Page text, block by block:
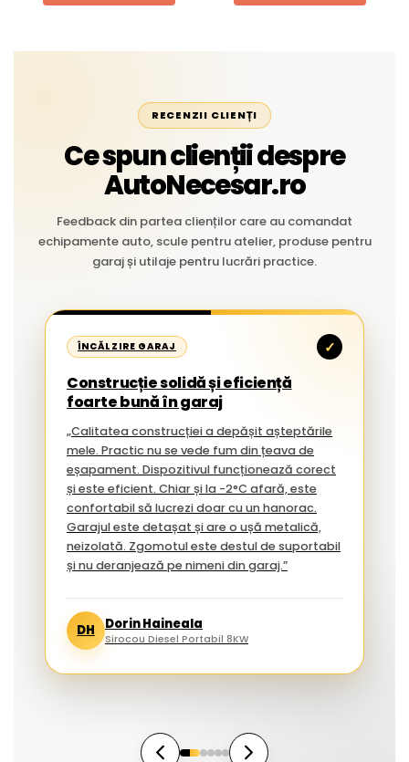
RECENZII CLIENȚI
Ce spun clienții despre
AutoNecesar.ro
Feedback din partea clienților care au comandat
echipamente auto, scule pentru atelier, produse pentru
garaj și utilaje pentru lucrări practice.
ÎNCĂLZIRE GARAJ ✓
Construcție solidă și eficiență
foarte bună în garaj
„Calitatea construcției a depășit așteptările
mele. Practic nu se vede fum din țeava de
eșapament. Dispozitivul funcționează corect
și este eficient. Chiar și la -2°C afară, este
confortabil să lucrezi doar cu un hanorac.
Garajul este detașat și are o ușă metalică,
neizolată. Zgomotul este destul de suportabil
și nu deranjează pe nimeni din garaj.”
DH Dorin Haineala
Sirocou Diesel Portabil 8KW